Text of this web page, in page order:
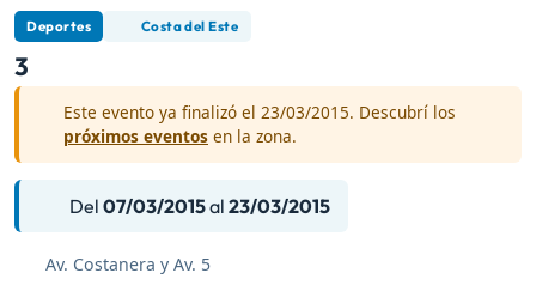
Deportes Costa del Este
3
Este evento ya finalizó el 23/03/2015. Descubrí los
próximos eventos en la zona.
Del07/03/2015al23/03/2015
Av. Costanera y Av. 5